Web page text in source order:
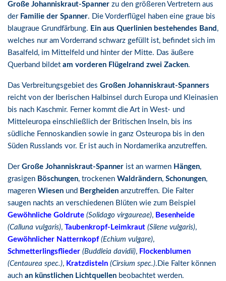
Große Johanniskraut-Spanner zu den größeren Vertretern aus
der Familie der Spanner. Die Vorderflügel haben eine graue bis
blaugraue Grundfärbung. Ein aus Querlinien bestehendes Band ,
welches nur am Vorderrand schwarz gefüllt ist, befindet sich im
Basalfeld, im Mittelfeld und hinter der Mitte. Das äußere
Querband bildet am vorderen Flügelrand zwei Zacken.
Das Verbreitungsgebiet des Großen Johanniskraut-Spanners
reicht von der Iberischen Halbinsel durch Europa und Kleinasien
bis nach Kaschmir. Ferner kommt die Art in West- und
Mitteleuropa einschließlich der Britischen Inseln, bis ins
südliche Fennoskandien sowie in ganz Osteuropa bis in den
Süden Russlands vor. Er ist auch in Nordamerika anzutreffen.
Der Große Johanniskraut-Spanner ist an warmen Hängen,
grasigen Böschungen, trockenen Waldrändern, Schonungen,
mageren Wiesen und Bergheiden anzutreffen. Die Falter
saugen nachts an verschiedenen Blüten wie zum Beispiel
Gewöhnliche Goldrute (Solidago virgaureae), Besenheide
(Calluna vulgaris), Taubenkropf-Leimkraut (Silene vulgaris),
Gewöhnlicher Natternkopf (Echium vulgare),
Schmetterlingsflieder (Buddleia davidii), Flockenblumen
(Centaurea spec.), Kratzdisteln (Cirsium spec.).Die Falter können
auch an künstlichen Lichtquellen beobachtet werden.